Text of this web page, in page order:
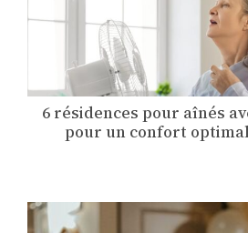
6 résidences pour aînés
pour un confort